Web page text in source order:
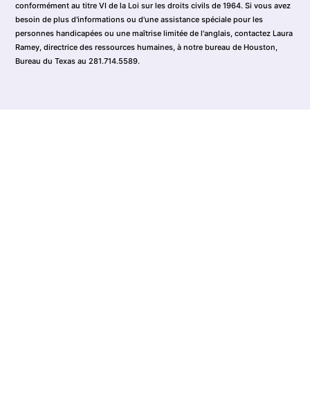
conformément au titre VI de la Loi sur les droits civils de 1964. Si vous avez
besoin de plus d'informations ou d'une assistance spéciale pour les
personnes handicapées ou une maîtrise limitée de l'anglais, contactez Laura
Ramey, directrice des ressources humaines, à notre bureau de Houston,
Bureau du Texas au 281.714.5589.